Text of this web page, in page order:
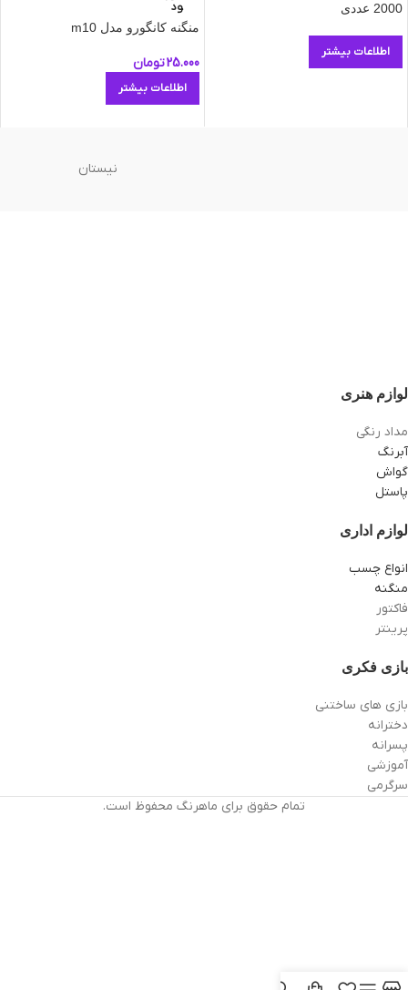
2000 عددی
اطلاعات بیشتر
ود
منگنه کانگورو مدل m10
25.000تومان
اطلاعات بیشتر
نیستان
لوازم هنری
مداد رنگی
آبرنگ
گواش
پاستل
لوازم اداری
انواع چسب
منگنه
فاکتور
پرینتر
بازی فکری
بازی های ساختنی
دخترانه
پسرانه
آموزشی
سرگرمی
تمام حقوق برای ماهرنگ محفوظ است.